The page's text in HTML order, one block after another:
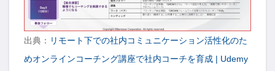
出典： リモート下での社内コミュニケーション活性化のた
めオンラインコーチング講座で社内コーチを育成 | Udemy